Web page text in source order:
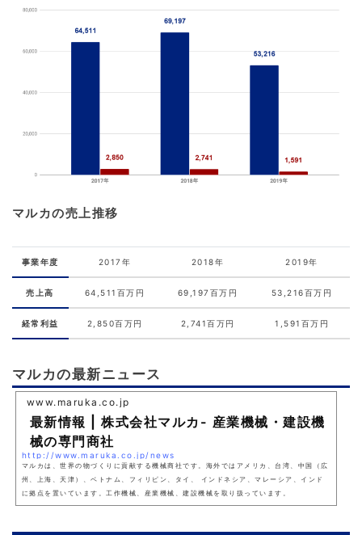
マルカの売上推移
事業年度 2017年 2018年 2019年
売上高 64,511百万円 69,197百万円 53,216百万円
経常利益 2,850百万円 2,741百万円 1,591百万円
マルカの最新ニュース
www.maruka.co.jp
最新情報 | 株式会社マルカ- 産業機械・建設機
械の専門商社
http://www.maruka.co.jp/news
マルカは、世界の物づくりに貢献する機械商社です。海外ではアメリカ、台湾、中国（広
州、上海、天津）、ベトナム、フィリピン、タイ、 インドネシア、マレーシア、インド
に拠点を置いています。工作機械、産業機械、建設機械を取り扱っています。